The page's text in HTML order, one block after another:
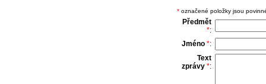
*označené položky jsou
Předmět
*:
Jméno *:
Text
zprávy *: